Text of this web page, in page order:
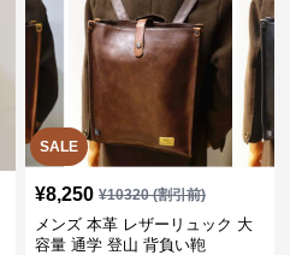
SALE
¥8,250 ¥10320(割引前)
メンズ 本革 レザーリュック 大
容量 通学 登山 背負い鞄